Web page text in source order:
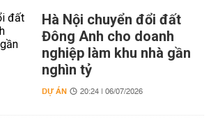
Hà Nội chuyển đổi đất
Đông Anh cho doanh
nghiệp làm khu nhà gần
nghìn tỷ
DỰ ÁN 20:24 | 06/07/2026